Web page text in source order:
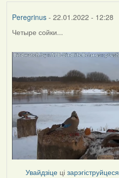
Peregrinus- 22.01.2022 - 12:28
Четыре сойки...
Увайдзіце цізарэгіструйцеся